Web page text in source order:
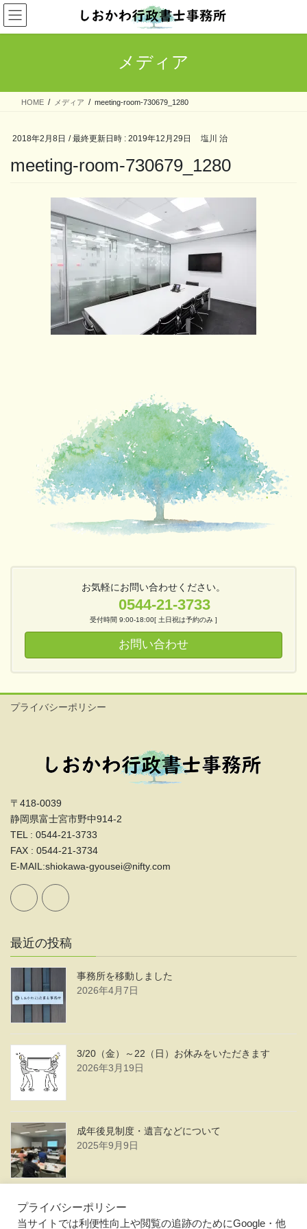
コ
ン
テ
ス
ナ
ビ
ゲ
ン
メディア
HOME メディア meeting-room-730679_1280
2018年2月8日 / 最終更新日時 : 2019年12月29日 塩川 治
meeting-room-730679_1280
お気軽にお問い合わせください。
0544-21-3733
受付時間 9:00-18:00[ 土日祝は予約のみ ]
お問い合わせ
プライバシーポリシー
〒418-0039
静岡県富士宮市野中914-2
TEL : 0544-21-3733
FAX : 0544-21-3734
E-MAIL:shiokawa-gyousei@nifty.com
最近の投稿
事務所を移動しました
2026年4月7日
3/20（金）～22（日）お休みをいただきます
2026年3月19日
成年後見制度・遺言などについて
2025年9月9日
プライバシーポリシー
当サイトでは利便性向上や閲覧の追跡のためにGoogle・他